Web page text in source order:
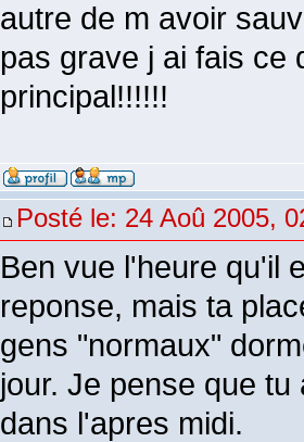
autre de m avoir
pas grave j ai fais ce
principal!!!!!!
Posté le: 24 Aoû 2005,
Ben vue l'heure qu'il
reponse, mais ta
gens "normaux"
jour. Je pense que
dans l'apres midi.